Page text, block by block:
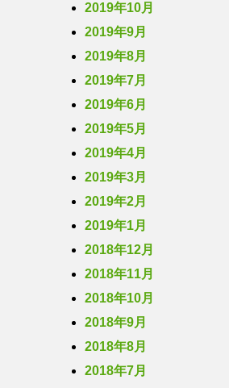
2019年10月
2019年9月
2019年8月
2019年7月
2019年6月
2019年5月
2019年4月
2019年3月
2019年2月
2019年1月
2018年12月
2018年11月
2018年10月
2018年9月
2018年8月
2018年7月